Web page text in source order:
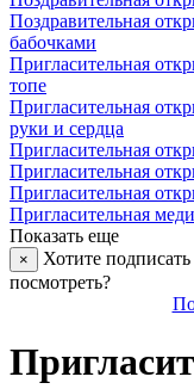
Поздравительная
бабочками
Пригласительная
топе
Пригласительная
руки и сердца
Пригласительная
Пригласительная
Пригласительная
Пригласительная
Показать еще
×
Хотите
посмотреть?